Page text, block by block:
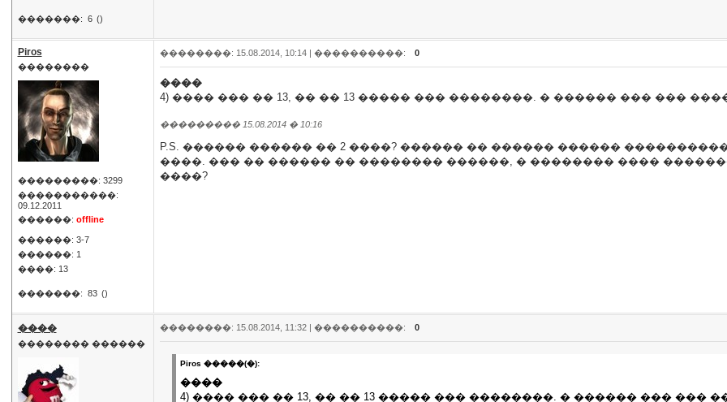
�������: 6 ()
Piros
��������
���������: 3299
�����������:
09.12.2011
������: offline
������: 3-7
������: 1
����: 13
�������: 83 ()
��������: 15.08.2014, 10:14 | ����������: 0
����
4) ���� ��� �� 13, �� �� 13 ����� ��� ��������. � ������ ��� ���
��������� 15.08.2014 � 10:16
P.S. ������ ������ �� 2 ����? ������ �� ������ ������ ����������
����. ��� �� ������ �� �������� ������, � �������� ����
����?
����
�������� ������
��������: 15.08.2014, 11:32 | ����������: 0
Piros �����(�):
����
4) ���� ��� �� 13, �� �� 13 ����� ��� ��������. � ������ ��� ���